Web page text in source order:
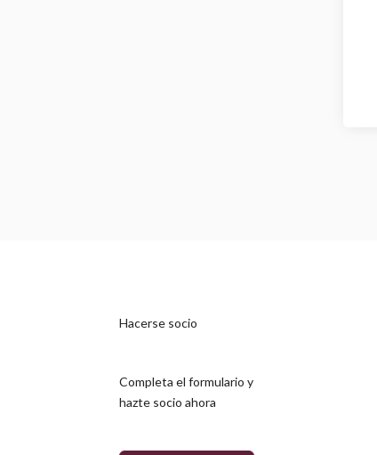
Hacerse socio
Completa el formulario y
hazte socio ahora